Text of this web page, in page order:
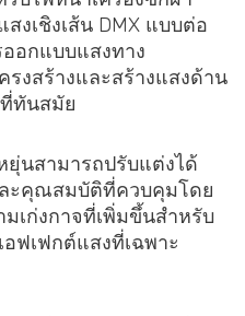
งเชิงเส้น DMX แบบต่อ
อกแบบแสงทาง
รงสร้างและสร้างแสงด้าน
ทันสมัย
นสามารถปรับแต่งได้
ะคุณสมบัติที่ควบคุมโดย
เก่งกาจที่เพิ่มขึ้นสำหรับ
ฟเฟกต์แสงที่เฉพาะ